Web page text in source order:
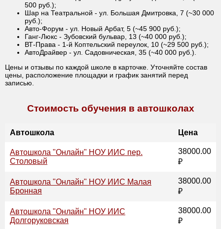
500 руб.);
Шар на Театральной - ул. Большая Дмитровка, 7 (~30 000
руб.);
Авто-Форум - ул. Новый Арбат, 5 (~45 900 руб.);
Ганг-Люкс - Зубовский бульвар, 13 (~40 000 руб.);
ВТ-Права - 1-й Коптельский переулок, 10 (~29 500 руб.);
АвтоДрайвер - ул. Садовническая, 35 (~40 000 руб.).
Цены и отзывы по каждой школе в карточке. Уточняйте состав
цены, расположение площадки и график занятий перед
записью.
Стоимость обучения в автошколах
Автошкола Цена
Автошкола "Онлайн" НОУ ИИС пер.
Столовый
38000.00
₽
Автошкола "Онлайн" НОУ ИИС Малая
Бронная
38000.00
₽
Автошкола "Онлайн" НОУ ИИС
Долгоруковская
38000.00
₽